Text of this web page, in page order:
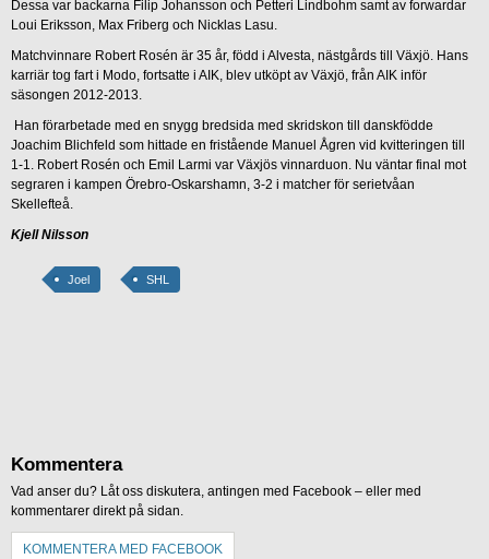
Dessa var backarna Filip Johansson och Petteri Lindbohm samt av forwardar
Loui Eriksson, Max Friberg och Nicklas Lasu.
Matchvinnare Robert Rosén är 35 år, född i Alvesta, nästgårds till Växjö. Hans
karriär tog fart i Modo, fortsatte i AIK, blev utköpt av Växjö, från AIK inför
säsongen 2012-2013.
Han förarbetade med en snygg bredsida med skridskon till danskfödde
Joachim Blichfeld som hittade en fristående Manuel Ågren vid kvitteringen till
1-1. Robert Rosén och Emil Larmi var Växjös vinnarduon. Nu väntar final mot
segraren i kampen Örebro-Oskarshamn, 3-2 i matcher för serietvåan
Skellefteå.
Kjell Nilsson
Joel SHL
Kommentera
Vad anser du? Låt oss diskutera, antingen med Facebook – eller med
kommentarer direkt på sidan.
KOMMENTERA MED FACEBOOK